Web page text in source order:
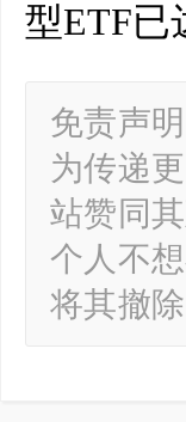
型ETF已
免责声
为传递
站赞同
个人不
将其撤除